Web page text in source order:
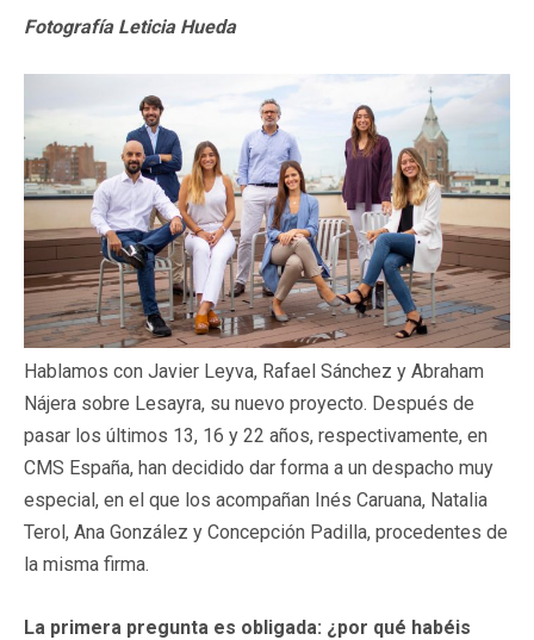
Fotografía Leticia Hueda
Hablamos con Javier Leyva, Rafael Sánchez y Abraham
Nájera sobre Lesayra, su nuevo proyecto. Después de
pasar los últimos 13, 16 y 22 años, respectivamente, en
CMS España, han decidido dar forma a un despacho muy
especial, en el que los acompañan Inés Caruana, Natalia
Terol, Ana González y Concepción Padilla, procedentes de
la misma firma.
La primera pregunta es obligada: ¿por qué habéis